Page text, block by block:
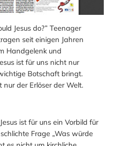
Jesus do?” Teenager
seit einigen Jahren
Handgelenk und
ist für uns nicht nur
Botschaft bringt.
nur der Erlöser der Welt.
ist für uns ein Vorbild für
Frage „Was würde